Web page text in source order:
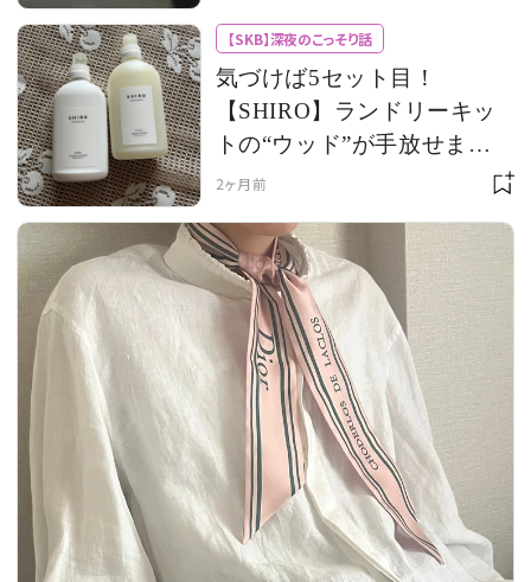
【SKB】深夜のこっそり話
気づけば5セット目！
【SHIRO】ランドリーキッ
トの“ウッド”が手放せませ
ん
2ヶ月前